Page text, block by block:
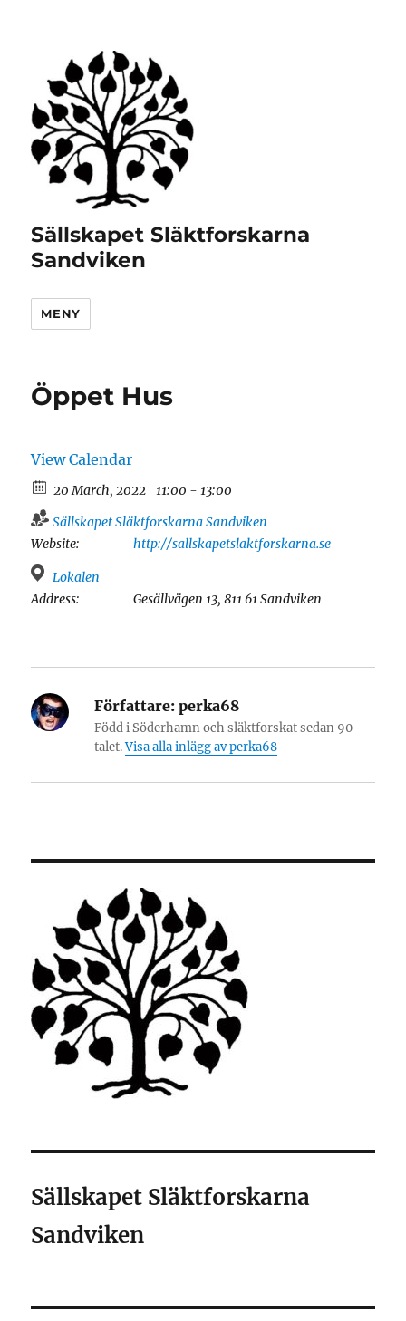
Sällskapet Släktforskarna
Sandviken
MENY
Öppet Hus
View Calendar
20 March, 2022
11:00 - 13:00
Sällskapet Släktforskarna Sandviken
Website:
http://sallskapetslaktforskarna.se
Lokalen
Address:
Gesällvägen 13, 811 61 Sandviken
Författare: perka68
Född i Söderhamn och släktforskat sedan 90-
talet.Visa alla inlägg av perka68
Sällskapet Släktforskarna
Sandviken